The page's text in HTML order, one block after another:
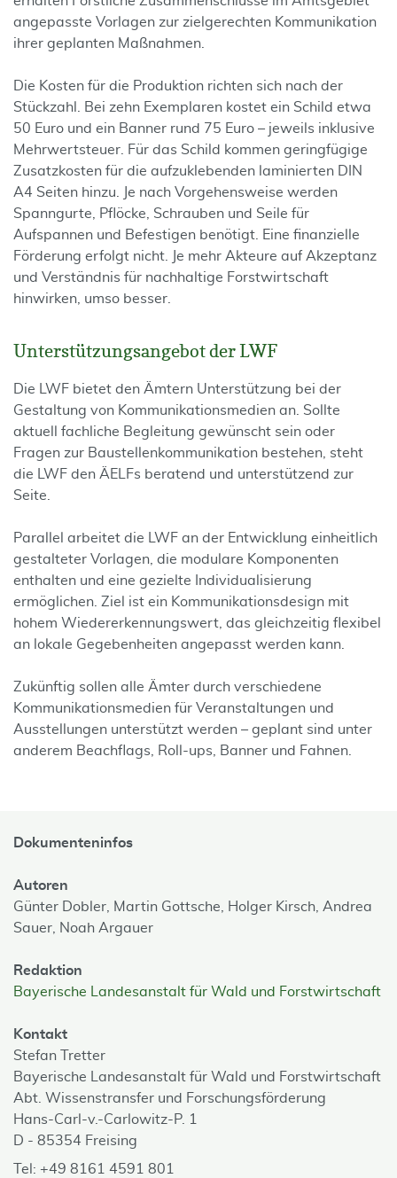
angepasste Vorlagen zur zielgerechten Kommunikation
ihrer geplanten Maßnahmen.
Die Kosten für die Produktion richten sich nach der
Stückzahl. Bei zehn Exemplaren kostet ein Schild etwa
50 Euro und ein Banner rund 75 Euro – jeweils inklusive
Mehrwertsteuer. Für das Schild kommen geringfügige
Zusatzkosten für die aufzuklebenden laminierten DIN
A4 Seiten hinzu. Je nach Vorgehensweise werden
Spanngurte, Pflöcke, Schrauben und Seile für
Aufspannen und Befestigen benötigt. Eine finanzielle
Förderung erfolgt nicht. Je mehr Akteure auf Akzeptanz
und Verständnis für nachhaltige Forstwirtschaft
hinwirken, umso besser.
Unterstützungsangebot der LWF
Die LWF bietet den Ämtern Unterstützung bei der
Gestaltung von Kommunikationsmedien an. Sollte
aktuell fachliche Begleitung gewünscht sein oder
Fragen zur Baustellenkommunikation bestehen, steht
die LWF den ÄELFs beratend und unterstützend zur
Seite.
Parallel arbeitet die LWF an der Entwicklung einheitlich
gestalteter Vorlagen, die modulare Komponenten
enthalten und eine gezielte Individualisierung
ermöglichen. Ziel ist ein Kommunikationsdesign mit
hohem Wiedererkennungswert, das gleichzeitig flexibel
an lokale Gegebenheiten angepasst werden kann.
Zukünftig sollen alle Ämter durch verschiedene
Kommunikationsmedien für Veranstaltungen und
Ausstellungen unterstützt werden – geplant sind unter
anderem Beachflags, Roll-ups, Banner und Fahnen.
Dokumenteninfos
Autoren
Günter Dobler,
Martin Gottsche, Holger Kirsch, Andrea
Sauer,
Noah Argauer
Redaktion
Bayerische Landesanstalt für Wald und Forstwirtschaft
Kontakt
Stefan Tretter
Bayerische Landesanstalt für Wald und Forstwirtschaft
Abt. Wissenstransfer und Forschungsförderung
Hans-Carl-v.-Carlowitz-P. 1
D - 85354 Freising
Tel: +49 8161 4591 801